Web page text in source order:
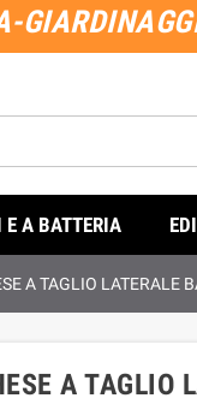
E A BATTERIA
A TAGLIO LATERALE
A TAGLIO